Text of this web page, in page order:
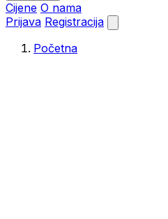
Cijene O nama
Prijava Registracija
Početna